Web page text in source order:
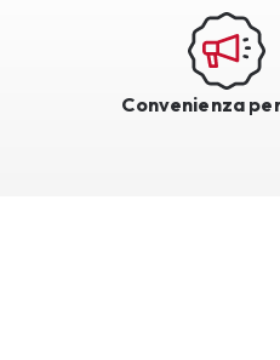
Convenienza